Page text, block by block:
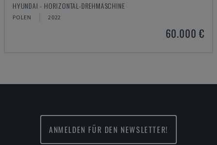
HYUNDAI - HORIZONTAL-DREHMASCHINE
POLEN 2022
60.000 €
ANMELDEN FÜR DEN NEWSLETTER!